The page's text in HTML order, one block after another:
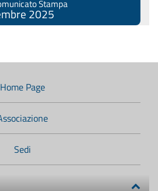
Associazione
Sedi